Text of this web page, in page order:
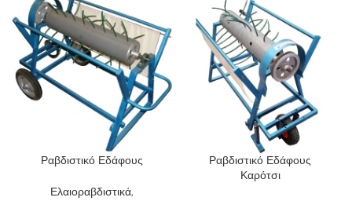
Ραβδιστικό Εδάφους
Ελαιοραβδιστικά,
Ραβδιστικό Εδάφους
Καρότσι